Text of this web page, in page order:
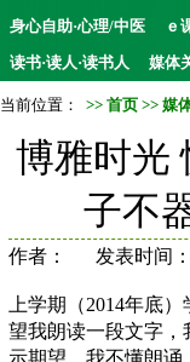
身心自助·心理/中医
ｅ
读书·读人·读书人
媒体
当前位置： >> 首页 >> 媒
博雅时光
子不
作者： 发表时间
上学期（2014年底
望我朗读一段文字，
示期望。我不懂朗诵